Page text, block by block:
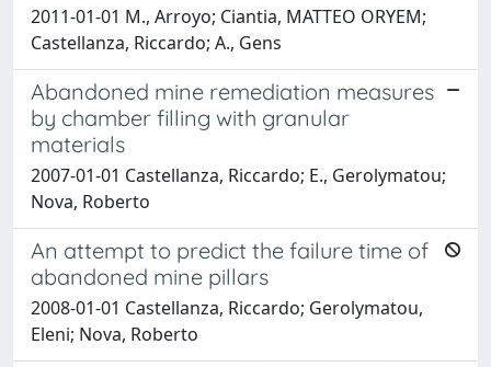
2011-01-01 M., Arroyo; Ciantia, MATTEO ORYEM;
Castellanza, Riccardo; A., Gens
Abandoned mine remediation measures
by chamber filling with granular
materials
2007-01-01 Castellanza, Riccardo; E., Gerolymatou;
Nova, Roberto
An attempt to predict the failure time of
abandoned mine pillars
2008-01-01 Castellanza, Riccardo; Gerolymatou,
Eleni; Nova, Roberto